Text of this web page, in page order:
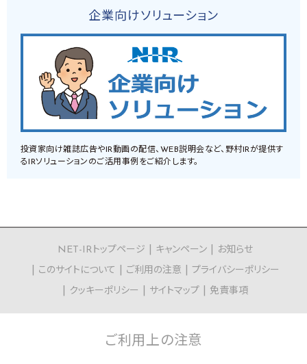
企業向けソリューション
投資家向け雑誌広告やIR動画の配信、WEB説明会など、野村IRが提供す
るIRソリューションのご活用事例をご紹介します。
NET-IRトップページ キャンペーン
お知らせ
このサイトについて
ご利用の注意
プライバシーポリシー
クッキーポリシー
サイトマップ 免責事項
ご利用上の注意